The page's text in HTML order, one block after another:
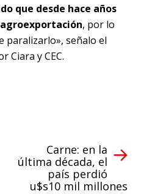
que desde hace años
, por lo
paralizarlo», señalo el
Ciara y CEC.
Carne: en la
última década, el
país perdió
u$s10 mil millones